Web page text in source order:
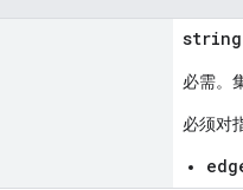
string
必需。
必须对